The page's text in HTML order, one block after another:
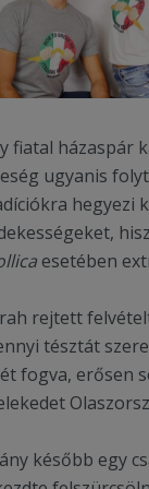
fiatal házaspár
ugyanis
hegyezi
esetében
rejtett
tésztát
fogva, erősen
később egy